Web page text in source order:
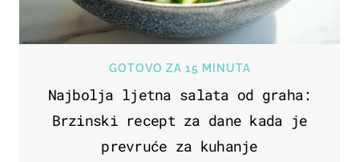
GOTOVO ZA 15 MINUTA
Najbolja ljetna salata od graha:
Brzinski recept za dane kada je
prevruće za kuhanje